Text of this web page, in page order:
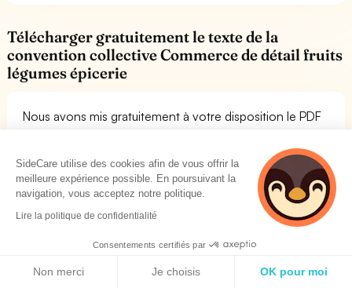
Télécharger gratuitement le texte de la
convention collective Commerce de détail fruits
légumes épicerie
Nous avons mis gratuitement à votre disposition le PDF
détail fruits légumes épicerie. Vous pouvez le consulter
librement. Cela vous permettra de lire l'ensemble des
dispositions de la convention collective. Si vous avez
besoin de conseils pour comprendre les mutuelles
compatibles avec la convention collective Commerce
de détail fruits légumes épicerie, vous pouvez nous
convention collective IDCC 1505 en suivant le lien
SideCare utilise des cookies afin de vous offrir la
meilleure expérience possible. En poursuivant la
navigation, vous acceptez notre politique.
Lire la politique de confidentialité
Consentements certifiés par
Non merci Je choisis OK pour moi